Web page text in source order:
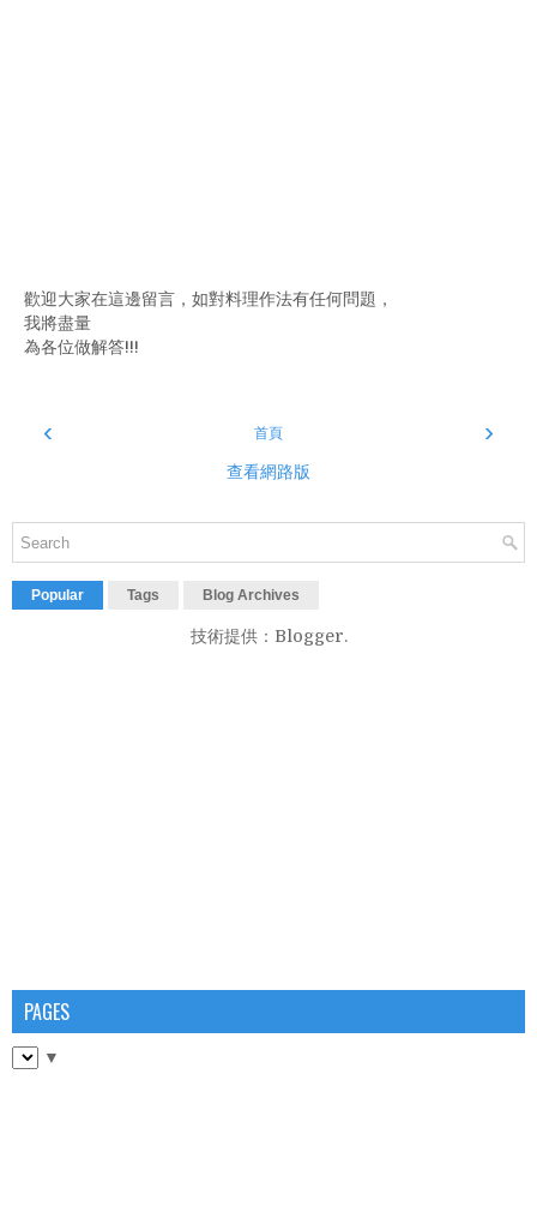
歡迎大家在這邊留言，如對料理作法有任何問題，
我將盡量
為各位做解答!!!
‹ ›
首頁
查看網路版
Popular Tags Blog Archives
技術提供： Blogger.
PAGES
▼